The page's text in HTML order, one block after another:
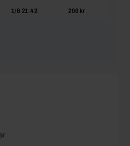
1/6 21:42 200 kr